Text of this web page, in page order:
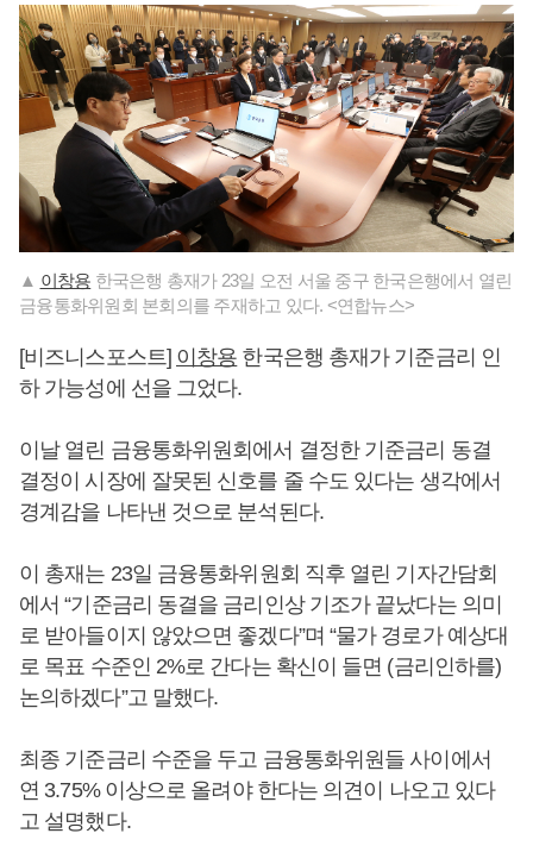
▲ 이창용 한국은행 총재가 23일 오전 서울 중구 한국은행에서 열린
금융통화위원회 본회의를 주재하고 있다. <연합뉴스>
[비즈니스포스트] 이창용 한국은행 총재가 기준금리 인
하 가능성에 선을 그었다.
이날 열린 금융통화위원회에서 결정한 기준금리 동결
결정이 시장에 잘못된 신호를 줄 수도 있다는 생각에서
경계감을 나타낸 것으로 분석된다.
이 총재는 23일 금융통화위원회 직후 열린 기자간담회
에서 “기준금리 동결을 금리인상 기조가 끝났다는 의미
로 받아들이지 않았으면 좋겠다”며 “물가 경로가 예상대
로 목표 수준인 2%로 간다는 확신이 들면 (금리인하를)
논의하겠다”고 말했다.
최종 기준금리 수준을 두고 금융통화위원들 사이에서
연 3.75% 이상으로 올려야 한다는 의견이 나오고 있다
고 설명했다.